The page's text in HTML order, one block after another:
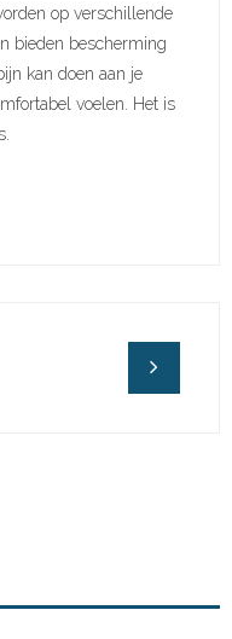
op verschillende
bieden bescherming
kan doen aan je
voelen. Het is